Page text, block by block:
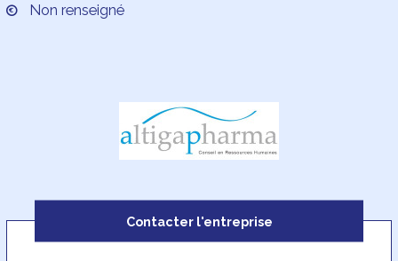
Non renseigné
Contacter l'entreprise